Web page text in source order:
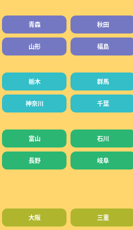
青森 秋田
山形 福島
栃木 群馬
神奈川 千葉
富山 石川
長野 岐阜
大阪 三重